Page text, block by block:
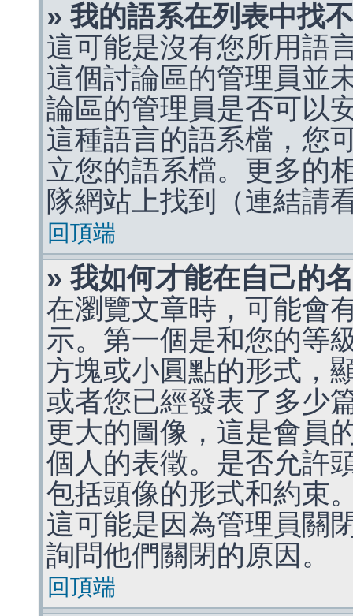
» 我的語系在列表中找
這可能是沒有您所用語
這個討論區的管理員並
論區的管理員是否可以
這種語言的語系檔，您
立您的語系檔。更多的
隊網站上找到（連結請
回頂端
» 我如何才能在自己的
在瀏覽文章時，可能會
示。第一個是和您的等
方塊或小圓點的形式，
或者您已經發表了多少
更大的圖像，這是會員
個人的表徵。是否允許
包括頭像的形式和約束
這可能是因為管理員關
詢問他們關閉的原因。
回頂端